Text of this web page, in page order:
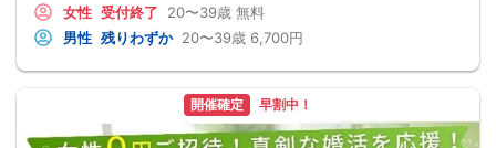
女性 受付終了 20〜39歳 無料
男性 残りわずか 20〜39歳 6,700円
開催確定 早割中！